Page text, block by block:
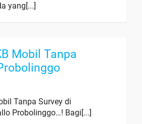
yang[...]
Mobil Tanpa
Tanpa Survey di
Probolinggo…! Bagi[...]